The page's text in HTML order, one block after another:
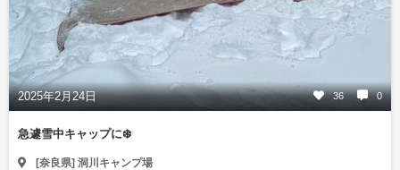
2025年2月24日 36 0
急遽雪中キャップに❄️
[奈良県] 洞川キャンプ場